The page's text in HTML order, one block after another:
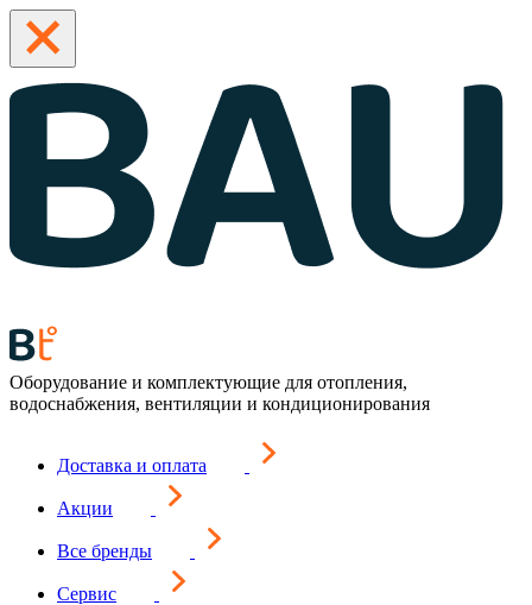
Оборудование и комплектующие для отопления,
водоснабжения, вентиляции и кондиционирования
Доставка и оплата
Акции
Все бренды
Сервис